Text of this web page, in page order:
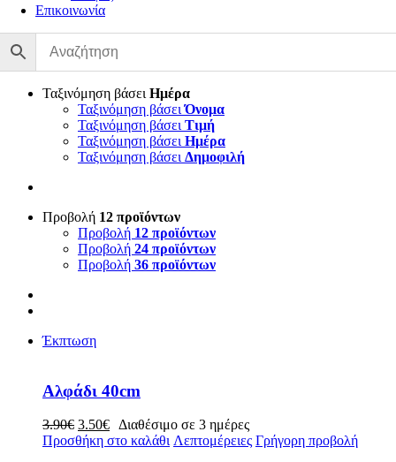
Επικοινωνία
Ταξινόμηση βάσει Ημέρα
Ταξινόμηση βάσειΌνομα
Ταξινόμηση βάσει Τιμή
Ταξινόμηση βάσει Ημέρα
Ταξινόμηση βάσει Δημοφιλή
Προβολή 12 προϊόντων
Προβολή 12 προϊόντων
Προβολή 24 προϊόντων
Προβολή 36 προϊόντων
Έκπτωση
Αλφάδι 40cm
3.90€ Original
price
3.50€Η
τρέχουσα
Διαθέσιμο σε 3 ημέρες
Προσθήκη στο καλάθι Λεπτομέρειες Γρήγορη προβολή